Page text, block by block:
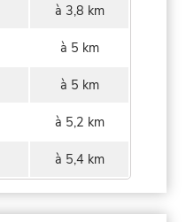
à 3,8 km
à 5 km
à 5 km
à 5,2 km
à 5,4 km